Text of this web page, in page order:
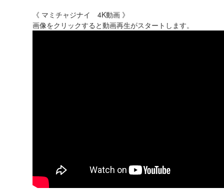
《 マミチャジナイ 4K動画 》
画像をクリックすると動画再生がスタートします。